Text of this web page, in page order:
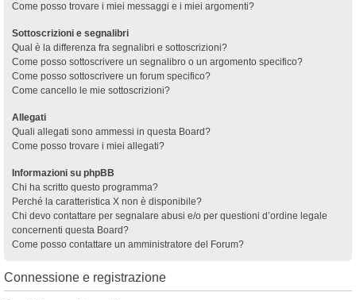
Come posso trovare i miei messaggi e i miei argomenti?
Sottoscrizioni e segnalibri
Qual è la differenza fra segnalibri e sottoscrizioni?
Come posso sottoscrivere un segnalibro o un argomento specifico?
Come posso sottoscrivere un forum specifico?
Come cancello le mie sottoscrizioni?
Allegati
Quali allegati sono ammessi in questa Board?
Come posso trovare i miei allegati?
Informazioni su phpBB
Chi ha scritto questo programma?
Perché la caratteristica X non è disponibile?
Chi devo contattare per segnalare abusi e/o per questioni d’ordine legale
concernenti questa Board?
Come posso contattare un amministratore del Forum?
Connessione e registrazione